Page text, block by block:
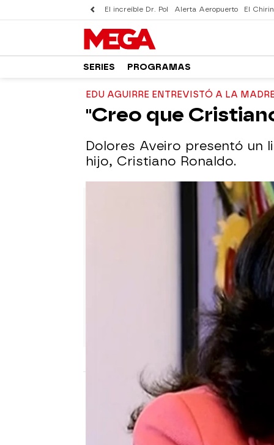
El increíble Dr. Pol Alerta Aeropuerto El
SERIES PROGRAMAS
EDU AGUIRRE ENTREVISTÓ A LA
"Creo que
Dolores Aveiro presentó un
hijo, Cristiano Ronaldo.
Madrid
Publicado:08 de junio de 2018, 18:41